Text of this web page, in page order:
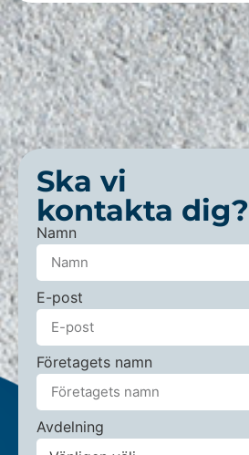
Ska vi
kontakta dig?
Namn
E-post
Företagets namn
Avdelning